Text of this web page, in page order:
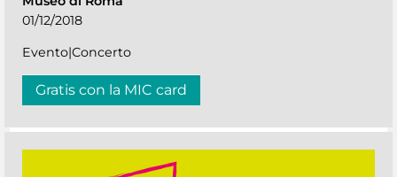
01/12/2018
Evento|Concerto
Gratis con la MIC card